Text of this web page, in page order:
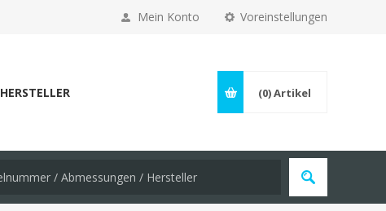
Voreinstellungen
Mein Konto
HERSTELLER (0)Artikel